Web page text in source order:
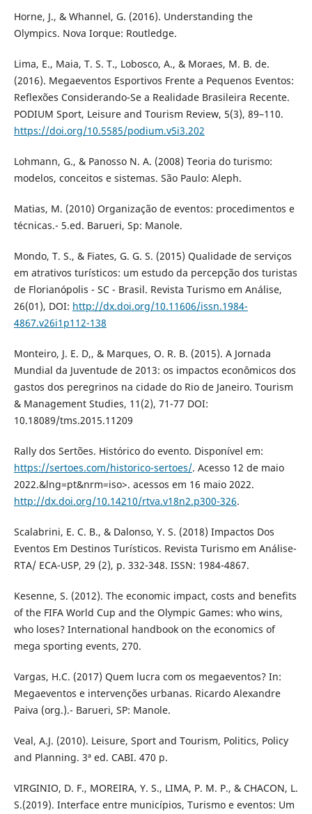
Horne, J., & Whannel, G. (2016). Understanding the
Olympics. Nova Iorque: Routledge.
Lima, E., Maia, T. S. T., Lobosco, A., & Moraes, M. B. de.
(2016). Megaeventos Esportivos Frente a Pequenos Eventos:
Reflexões Considerando-Se a Realidade Brasileira Recente.
PODIUM Sport, Leisure and Tourism Review, 5(3), 89–110.
https://doi.org/10.5585/podium.v5i3.202
Lohmann, G., & Panosso N. A. (2008) Teoria do turismo:
modelos, conceitos e sistemas. São Paulo: Aleph.
Matias, M. (2010) Organização de eventos: procedimentos e
técnicas.- 5.ed. Barueri, Sp: Manole.
Mondo, T. S., & Fiates, G. G. S. (2015) Qualidade de serviços
em atrativos turísticos: um estudo da percepção dos turistas
de Florianópolis - SC - Brasil. Revista Turismo em Análise,
26(01), DOI: http://dx.doi.org/10.11606/issn.1984-
4867.v26i1p112-138
Monteiro, J. E. D,, & Marques, O. R. B. (2015). A Jornada
Mundial da Juventude de 2013: os impactos econômicos dos
gastos dos peregrinos na cidade do Rio de Janeiro. Tourism
& Management Studies, 11(2), 71-77 DOI:
10.18089/tms.2015.11209
Rally dos Sertões. Histórico do evento. Disponível em:
https://sertoes.com/historico-sertoes/. Acesso 12 de maio
2022.&lng=pt&nrm=iso>. acessos em 16 maio 2022.
http://dx.doi.org/10.14210/rtva.v18n2.p300-326.
Scalabrini, E. C. B., & Dalonso, Y. S. (2018) Impactos Dos
Eventos Em Destinos Turísticos. Revista Turismo em Análise-
RTA/ ECA-USP, 29 (2), p. 332-348. ISSN: 1984-4867.
Kesenne, S. (2012). The economic impact, costs and benefits
of the FIFA World Cup and the Olympic Games: who wins,
who loses? International handbook on the economics of
mega sporting events, 270.
Vargas, H.C. (2017) Quem lucra com os megaeventos? In:
Megaeventos e intervenções urbanas. Ricardo Alexandre
Paiva (org.).- Barueri, SP: Manole.
Veal, A.J. (2010). Leisure, Sport and Tourism, Politics, Policy
and Planning. 3ª ed. CABI. 470 p.
VIRGINIO, D. F., MOREIRA, Y. S., LIMA, P. M. P., & CHACON, L.
S.(2019). Interface entre municípios, Turismo e eventos: Um